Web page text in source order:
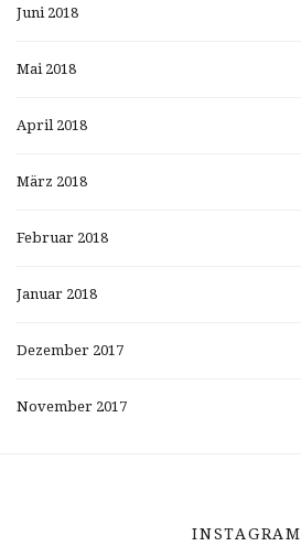
Juni 2018
Mai 2018
April 2018
März 2018
Februar 2018
Januar 2018
Dezember 2017
November 2017
INSTAGRAM